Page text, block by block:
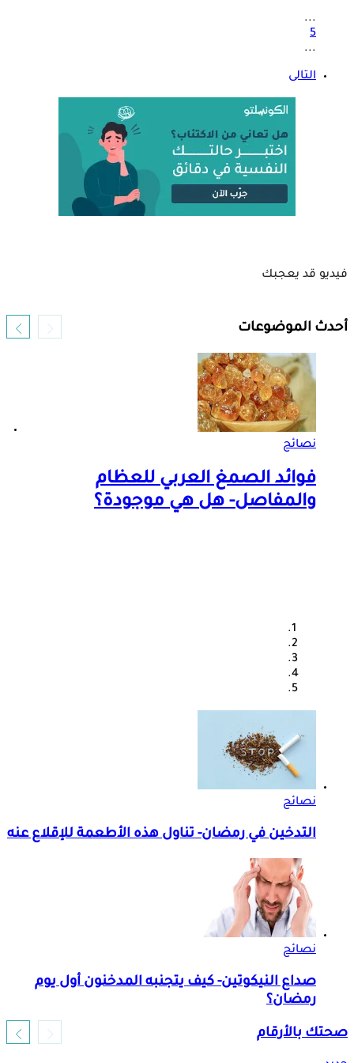
...
5
...
التالى
فيديو قد يعجبك
أحدث الموضوعات
نصائح
فوائد الصمغ العربي للعظام
والمفاصل- هل هي موجودة؟
نصائح
التدخين في رمضان- تناول هذه الأطعمة للإقلاع عنه
نصائح
صداع النيكوتين- كيف يتجنبه المدخنون أول يوم
رمضان؟
صحتك بالأرقام